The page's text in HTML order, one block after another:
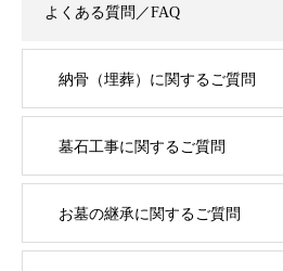
よくある質問／FAQ
納骨（埋葬）に関するご質問
墓石工事に関するご質問
お墓の継承に関するご質問